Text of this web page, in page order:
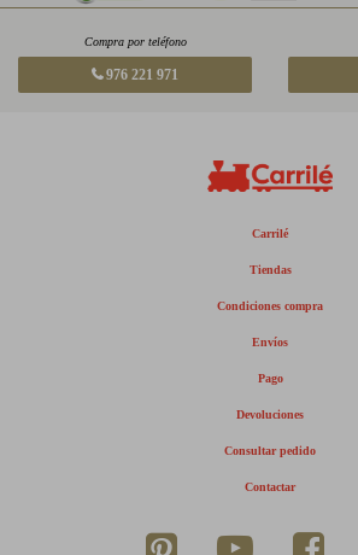
Compra por teléfono
976 221 971
Carrilé
Tiendas
Condiciones compra
Envíos
Pago
Devoluciones
Consultar pedido
Contactar